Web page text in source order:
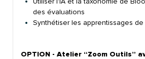
des évaluations
Synthétiser les apprentissages
OPTION - Atelier “Zoom Outils”